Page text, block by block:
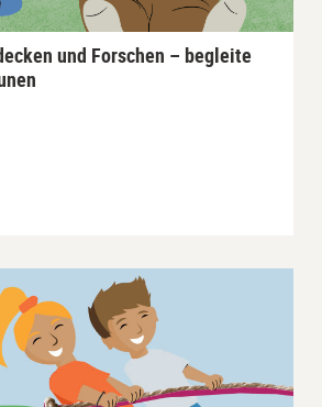
und Forschen – begleite